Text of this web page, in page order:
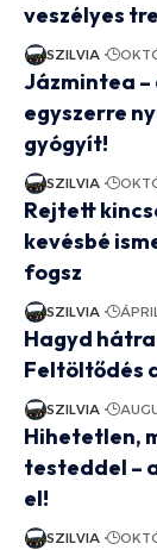
veszélyes
SZILVIA
Jázmintea –
egyszerre
gyógyít!
SZILVIA
Rejtett
kevésbé
fogsz
SZILVIA
Hagyd
Feltöltődés
SZILVIA
Hihetetlen,
testeddel –
el!
SZILVIA